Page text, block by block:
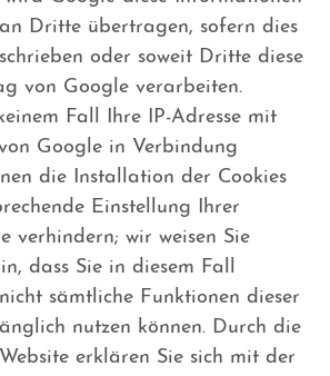
Dritte übertragen, sofern dies
oder soweit Dritte diese
von Google verarbeiten.
Fall Ihre IP-Adresse mit
Google in Verbindung
die Installation der Cookies
Einstellung Ihrer
verhindern; wir weisen Sie
dass Sie in diesem Fall
sämtliche Funktionen dieser
nutzen können. Durch die
erklären Sie sich mit der